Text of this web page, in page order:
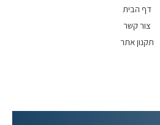
דף הבית
צור קשר
תקנון אתר